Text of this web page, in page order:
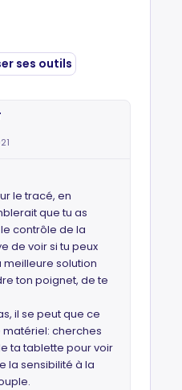
le tracé, en
que tu as
contrôle de la
de voir si tu peux
meilleure solution
ton poignet, de te
il se peut que ce
matériel: cherches
ta tablette pour voir
la sensibilité à la